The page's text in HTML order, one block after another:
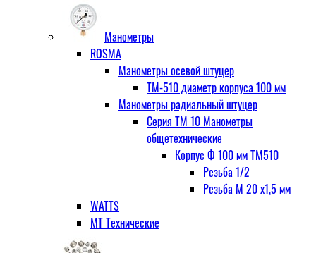
Манометры
ROSMA
Манометры осевой штуцер
ТМ-510 диаметр корпуса 100 мм
Манометры радиальный штуцер
Серия ТМ 10 Манометры
общетехнические
Корпус Ф 100 мм ТМ510
Резьба 1/2
Резьба М 20 х1,5 мм
WATTS
МТ Технические